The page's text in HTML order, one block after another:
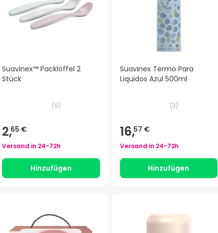
Suavinex™ Packlöffel 2
Stück
(9)
2,65 €
Versand in 24-72h
Hinzufügen
Suavinex Termo Para
Liquidos Azul 500ml
(3)
16,57 €
Versand in 24-72h
Hinzufügen